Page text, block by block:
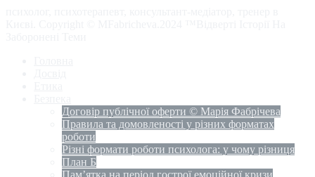
Договір публічної оферти © Марія Фабрічева
Правила та домовленості у різних форматах
роботи
Різні формати роботи психолога: у чому різниця
План Б
Пам’ятка на період гострої емоційної кризи